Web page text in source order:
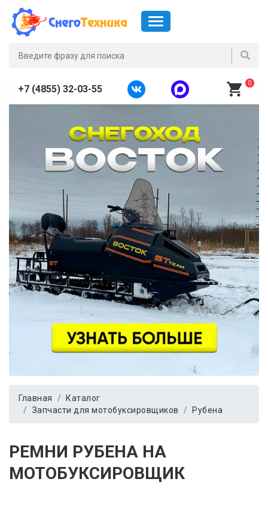
+7 (4855) 32-03-55
0
Главная
Каталог
Запчасти для мотобуксировщиков
Рубена
РЕМНИ РУБЕНА НА
МОТОБУКСИРОВЩИК